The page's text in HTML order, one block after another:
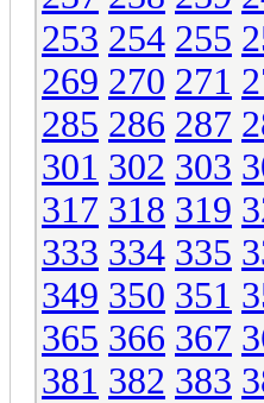
253 254 255
269 270 271
285 286 287
301 302 303
317 318 319
333 334 335
349 350 351
365 366 367
381 382 383